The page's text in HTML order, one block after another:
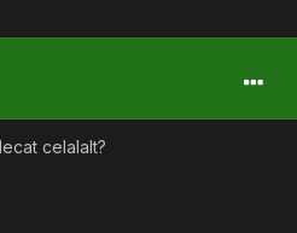
celalalt?